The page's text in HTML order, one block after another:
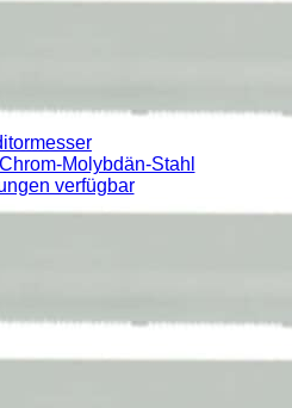
Molybdän-Stahl
verfügbar